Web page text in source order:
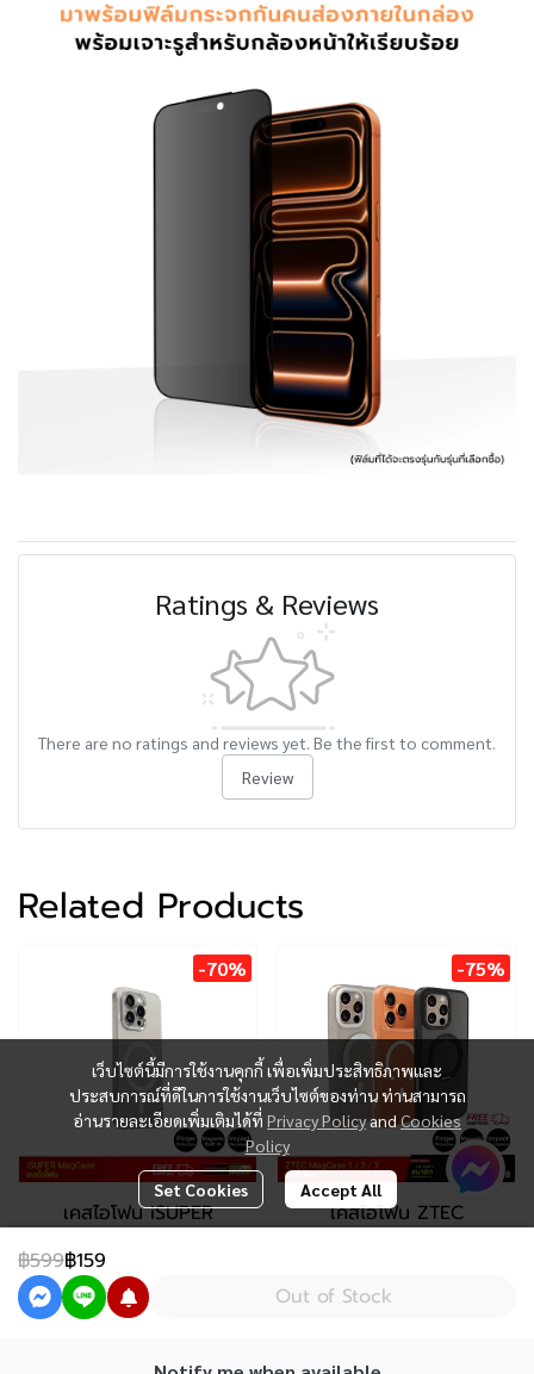
Ratings & Reviews
There are no ratings and reviews yet. Be the first to comment.
Review
Related Products
-70%
เคสไอโฟน iSUPER
MagCase
฿999
-75%
เคสไอโฟน ZTEC
MagCase 1 / 2 /3
฿599฿159
Out of Stock
เว็บไซต์นี้มีการใช้งานคุกกี้ เพื่อเพิ่มประสิทธิภาพและ
ประสบการณ์ที่ดีในการใช้งานเว็บไซต์ของท่าน ท่านสามารถ
อ่านรายละเอียดเพิ่มเติมได้ที่ Privacy PolicyandCookies
Policy
Set Cookies Accept All